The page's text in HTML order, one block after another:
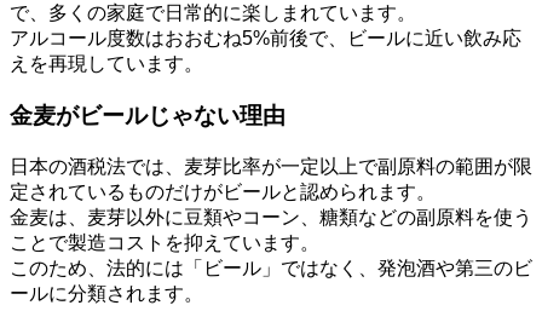
で、多くの家庭で日常的に楽しまれています。
アルコール度数はおおむね5%前後で、ビールに近い飲み応
えを再現しています。
金麦がビールじゃない理由
日本の酒税法では、麦芽比率が一定以上で副原料の範囲が限
定されているものだけがビールと認められます。
金麦は、麦芽以外に豆類やコーン、糖類などの副原料を使う
ことで製造コストを抑えています。
このため、法的には「ビール」ではなく、発泡酒や第三のビ
ールに分類されます。